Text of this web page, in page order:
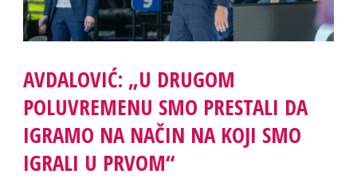
AVDALOVIĆ: „U DRUGOM
POLUVREMENU SMO PRESTALI DA
IGRAMO NA NAČIN NA KOJI SMO
IGRALI U PRVOM“